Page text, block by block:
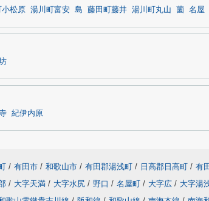
松原 湯川町富安 島 藤田町藤井 湯川町丸山 薗 名屋
紀伊内原
/ 有田市 / 和歌山市 / 有田郡湯浅町 / 日高郡日高町 / 有
/ 大字天満 / 大字水尻 / 野口 / 名屋町 / 大字広 / 大字湯